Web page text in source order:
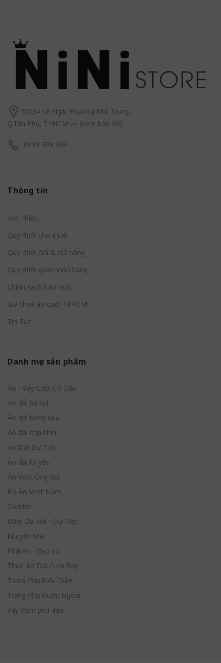
55/34 Lê Ngã, Phường Phú Trung,
Q.Tân Phú, TPHCM => (xem bản đồ)
0999 399 999
Thông tin
Giới thiệu
Quy định cho thuê
Quy định đổi & trả hàng
Quy định giao nhận hàng
Chính sách bảo mật
Giá thuê áo cưới TPHCM
Tin Tức
Danh mục sản phẩm
Áo - Váy Cưới Cô Dâu
Áo dài bà sui
Áo dài bưng quả
Áo dài chụp hình
Áo Dài Dự Tiệc
Áo dài kỷ yếu
Áo Vest Ông Sui
Bộ Áo Vest Nam
Combo
Đầm Dạ Hội - Dự Tiệc
Khuyến Mãi
Phụ kiện - đạo cụ
Thuê Áo Dài Cưới Đẹp
Trang Phục Biểu Diễn
Trang Phục Nước Ngoài
Váy đầm phù dâu